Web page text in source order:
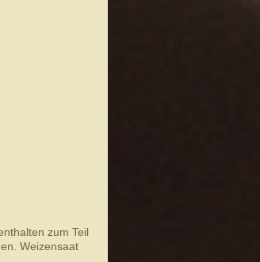
zum Teil
Weizensaat